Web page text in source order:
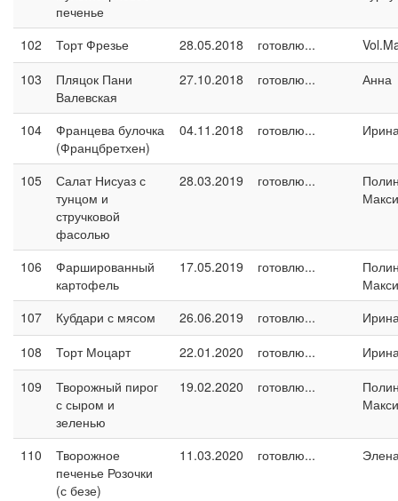
печенье
102 Торт Фрезье 28.05.2018 готовлю...
103
Пляцок Пани
Валевская
27.10.2018 готовлю... Анна
104
Францева булочка
(Францбретхен)
04.11.2018 готовлю...
105
Салат Нисуаз с
тунцом и
стручковой
фасолью
28.03.2019 готовлю...
106
Фаршированный
картофель
17.05.2019 готовлю...
107
Кубдари с мясом 26.06.2019 готовлю...
108
Торт Моцарт 22.01.2020 готовлю...
109
Творожный пирог
с сыром и
зеленью
19.02.2020 готовлю...
110
Творожное
печенье Розочки
(с безе)
11.03.2020 готовлю...